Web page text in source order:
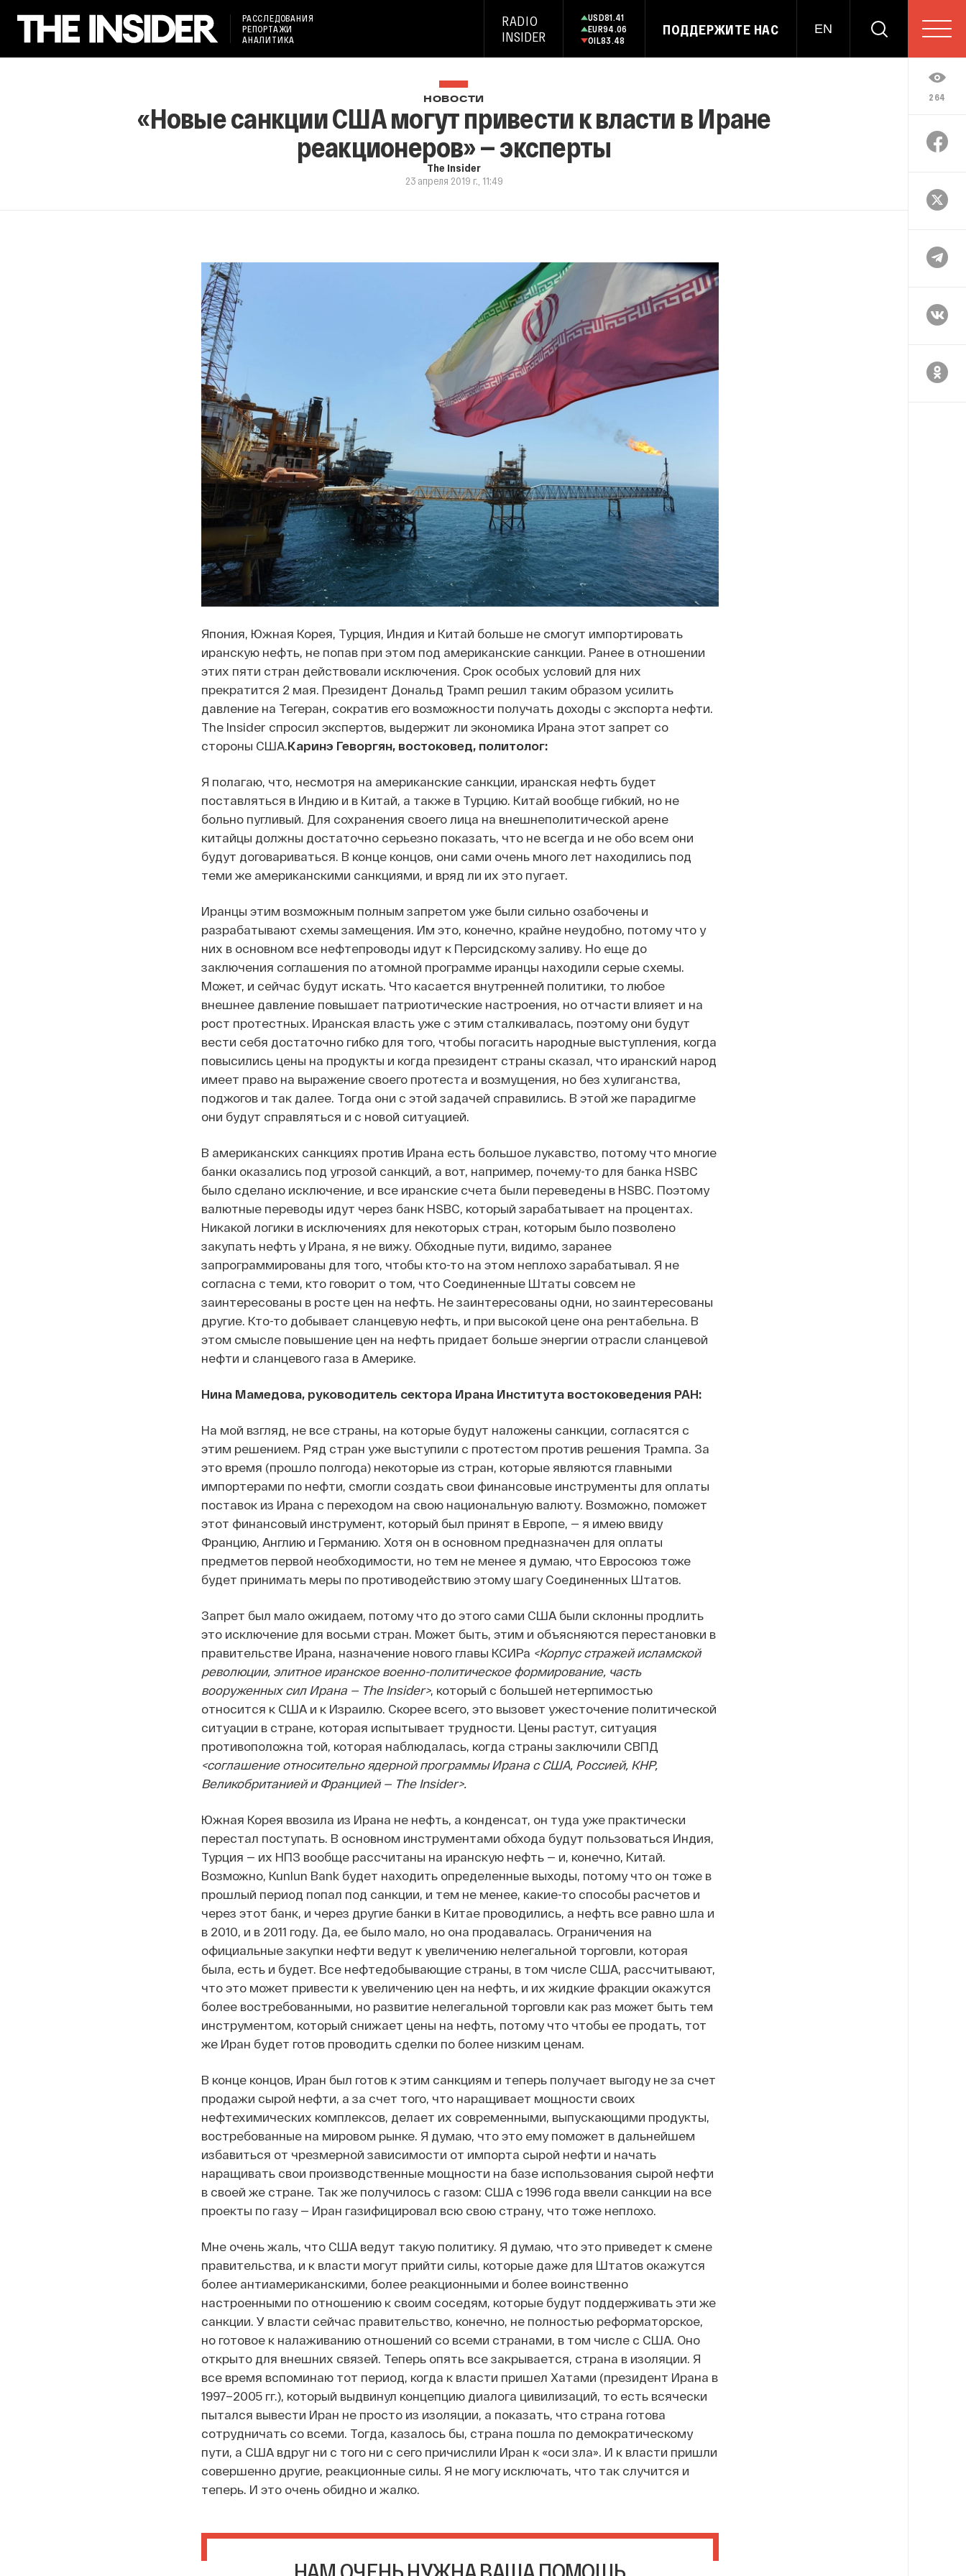
РАССЛЕДОВАНИЯ
РЕПОРТАЖИ
АНАЛИТИКА
RADIO
INSIDER
USD81.41
EUR94.06
OIL83.48
ПОДДЕРЖИТЕ НАС EN
264
НОВОСТИ
«Новые санкции США могут привести к власти в Иране
реакционеров» — эксперты
The Insider
23 апреля 2019 г., 11:49
Япония, Южная Корея, Турция, Индия и Китай больше не смогут импортировать
иранскую нефть, не попав при этом под американские санкции. Ранее в отношении
этих пяти стран действовали исключения. Срок особых условий для них
прекратится 2 мая. Президент Дональд Трамп решил таким образом усилить
давление на Тегеран, сократив его возможности получать доходы с экспорта нефти.
The Insider спросил экспертов, выдержит ли экономика Ирана этот запрет со
стороны США.Каринэ Геворгян, востоковед, политолог:
Я полагаю, что, несмотря на американские санкции, иранская нефть будет
поставляться в Индию и в Китай, а также в Турцию. Китай вообще гибкий, но не
больно пугливый. Для сохранения своего лица на внешнеполитической арене
китайцы должны достаточно серьезно показать, что не всегда и не обо всем они
будут договариваться. В конце концов, они сами очень много лет находились под
теми же американскими санкциями, и вряд ли их это пугает.
Иранцы этим возможным полным запретом уже были сильно озабочены и
разрабатывают схемы замещения. Им это, конечно, крайне неудобно, потому что у
них в основном все нефтепроводы идут к Персидскому заливу. Но еще до
заключения соглашения по атомной программе иранцы находили серые схемы.
Может, и сейчас будут искать. Что касается внутренней политики, то любое
внешнее давление повышает патриотические настроения, но отчасти влияет и на
рост протестных. Иранская власть уже с этим сталкивалась, поэтому они будут
вести себя достаточно гибко для того, чтобы погасить народные выступления, когда
повысились цены на продукты и когда президент страны сказал, что иранский народ
имеет право на выражение своего протеста и возмущения, но без хулиганства,
поджогов и так далее. Тогда они с этой задачей справились. В этой же парадигме
они будут справляться и с новой ситуацией.
В американских санкциях против Ирана есть большое лукавство, потому что многие
банки оказались под угрозой санкций, а вот, например, почему-то для банка HSBC
было сделано исключение, и все иранские счета были переведены в HSBC. Поэтому
валютные переводы идут через банк HSBC, который зарабатывает на процентах.
Никакой логики в исключениях для некоторых стран, которым было позволено
закупать нефть у Ирана, я не вижу. Обходные пути, видимо, заранее
запрограммированы для того, чтобы кто-то на этом неплохо зарабатывал. Я не
согласна с теми, кто говорит о том, что Соединенные Штаты совсем не
заинтересованы в росте цен на нефть. Не заинтересованы одни, но заинтересованы
другие. Кто-то добывает сланцевую нефть, и при высокой цене она рентабельна. В
этом смысле повышение цен на нефть придает больше энергии отрасли сланцевой
нефти и сланцевого газа в Америке.
Нина Мамедова, руководитель сектора Ирана Института востоковедения РАН:
На мой взгляд, не все страны, на которые будут наложены санкции, согласятся с
этим решением. Ряд стран уже выступили с протестом против решения Трампа. За
это время (прошло полгода) некоторые из стран, которые являются главными
импортерами по нефти, смогли создать свои финансовые инструменты для оплаты
поставок из Ирана с переходом на свою национальную валюту. Возможно, поможет
этот финансовый инструмент, который был принят в Европе, — я имею ввиду
Францию, Англию и Германию. Хотя он в основном предназначен для оплаты
предметов первой необходимости, но тем не менее я думаю, что Евросоюз тоже
будет принимать меры по противодействию этому шагу Соединенных Штатов.
Запрет был мало ожидаем, потому что до этого сами США были склонны продлить
это исключение для восьми стран. Может быть, этим и объясняются перестановки в
правительстве Ирана, назначение нового главы КСИРа <Корпус стражей исламской
революции, элитное иранское военно-политическое формирование, часть
вооруженных сил Ирана — The Insider>, который с большей нетерпимостью
относится к США и к Израилю. Скорее всего, это вызовет ужесточение политической
ситуации в стране, которая испытывает трудности. Цены растут, ситуация
противоположна той, которая наблюдалась, когда страны заключили СВПД
<соглашение относительно ядерной программы Ирана с США, Россией, КНР,
Великобританией и Францией — The Insider>.
Южная Корея ввозила из Ирана не нефть, а конденсат, он туда уже практически
перестал поступать. В основном инструментами обхода будут пользоваться Индия,
Турция — их НПЗ вообще рассчитаны на иранскую нефть — и, конечно, Китай.
Возможно, Kunlun Bank будет находить определенные выходы, потому что он тоже в
прошлый период попал под санкции, и тем не менее, какие-то способы расчетов и
через этот банк, и через другие банки в Китае проводились, а нефть все равно шла и
в 2010, и в 2011 году. Да, ее было мало, но она продавалась. Ограничения на
официальные закупки нефти ведут к увеличению нелегальной торговли, которая
была, есть и будет. Все нефтедобывающие страны, в том числе США, рассчитывают,
что это может привести к увеличению цен на нефть, и их жидкие фракции окажутся
более востребованными, но развитие нелегальной торговли как раз может быть тем
инструментом, который снижает цены на нефть, потому что чтобы ее продать, тот
же Иран будет готов проводить сделки по более низким ценам.
В конце концов, Иран был готов к этим санкциям и теперь получает выгоду не за счет
продажи сырой нефти, а за счет того, что наращивает мощности своих
нефтехимических комплексов, делает их современными, выпускающими продукты,
востребованные на мировом рынке. Я думаю, что это ему поможет в дальнейшем
избавиться от чрезмерной зависимости от импорта сырой нефти и начать
наращивать свои производственные мощности на базе использования сырой нефти
в своей же стране. Так же получилось с газом: США с 1996 года ввели санкции на все
проекты по газу — Иран газифицировал всю свою страну, что тоже неплохо.
Мне очень жаль, что США ведут такую политику. Я думаю, что это приведет к смене
правительства, и к власти могут прийти силы, которые даже для Штатов окажутся
более антиамериканскими, более реакционными и более воинственно
настроенными по отношению к своим соседям, которые будут поддерживать эти же
санкции. У власти сейчас правительство, конечно, не полностью реформаторское,
но готовое к налаживанию отношений со всеми странами, в том числе с США. Оно
открыто для внешних связей. Теперь опять все закрывается, страна в изоляции. Я
все время вспоминаю тот период, когда к власти пришел Хатами (президент Ирана в
1997–2005 гг.), который выдвинул концепцию диалога цивилизаций, то есть всячески
пытался вывести Иран не просто из изоляции, а показать, что страна готова
сотрудничать со всеми. Тогда, казалось бы, страна пошла по демократическому
пути, а США вдруг ни с того ни с сего причислили Иран к «оси зла». И к власти пришли
совершенно другие, реакционные силы. Я не могу исключать, что так случится и
теперь. И это очень обидно и жалко.
НАМ ОЧЕНЬ НУЖНА ВАША ПОМОЩЬ